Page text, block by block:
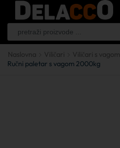
Naslovna Viličari
Viličari s vagom
Ručni paletar s vagom 2000kg